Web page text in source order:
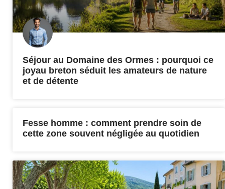
Séjour au Domaine des Ormes : pourquoi ce
joyau breton séduit les amateurs de nature
et de détente
Fesse homme : comment prendre soin de
cette zone souvent négligée au quotidien